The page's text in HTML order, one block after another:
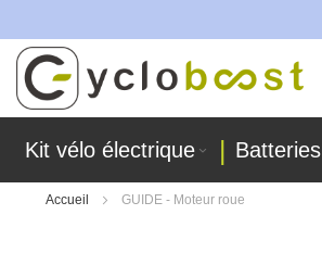
Allez
au
contenu
Kit vélo électrique Batteries
Accueil GUIDE - Moteur roue